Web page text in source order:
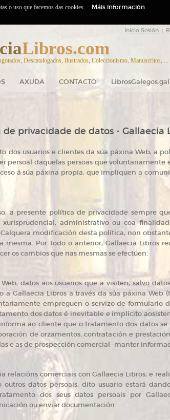
Inicio Sesión
Libros.com
Descatalogados, Ilustrados, Coleccionismo, Manuscritos, ...
AXUDA CONTACTO LibrosGalegos.gal
de privacidade de datos - Gallaecia
dos usuarios e clientes da súa páxina Web, a
persoal daquelas persoas que
á súa páxina propia, que impliquen a
a presente política de privacidade sempre
administrativo ou coa
modificación desta política, non
Por todo o anterior, Gallaecia Libros
os cambios que nas mesmas se efectúen.
datos aos usuarios que a visiten, salvo
a Gallaecia Libros a través da súa páxina
empreguen o servizo de formulario
dos datos é inevitable e implícito
ao cliente que o tratamento dos datos se
de orzamentos, contratación e
e as de prospección comercial -manter
relacións comerciais con Gallaecia Libros, e
datos persoais, dito usuario estará
dos seus datos persoais por
ou enviar documentación.
o uso que facemos das cookies. Máis información